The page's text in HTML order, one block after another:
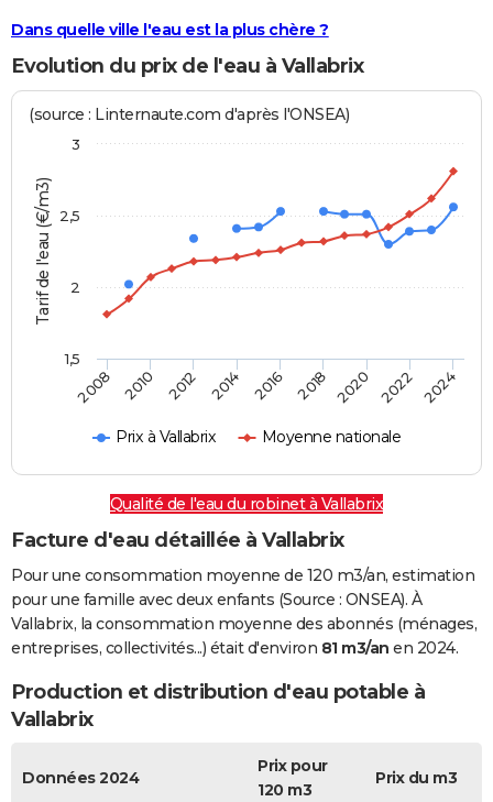
Dans quelle ville l'eau est la plus chère ?
Evolution du prix de l'eau à Vallabrix
Tarif de l'eau (€/m3)
(source : Linternaute.com d'après l'ONSEA)
Prix à Vallabrix Moyenne nationale
2008 2010 2012 2014 2016 2018 2020 2022 2024
2
2,5
3
1,5
Qualité de l'eau du robinet à Vallabrix
Facture d'eau détaillée à Vallabrix
Pour une consommation moyenne de 120 m3/an, estimation
pour une famille avec deux enfants (Source : ONSEA). À
Vallabrix, la consommation moyenne des abonnés (ménages,
entreprises, collectivités...) était d'environ 81 m3/an en 2024.
Production et distribution d'eau potable à
Vallabrix
Données 2024
Prix pour
120 m3
Prix du m3